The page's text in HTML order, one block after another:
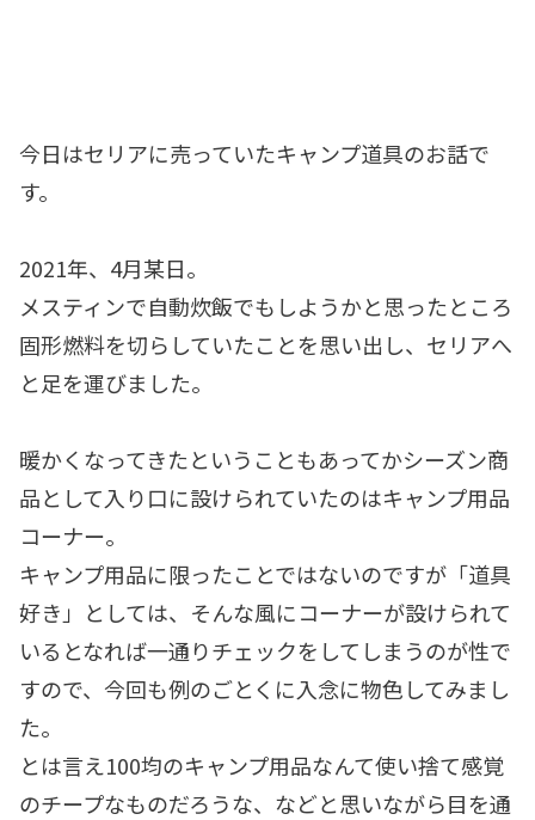
今日はセリアに売っていたキャンプ道具のお話で
す。
2021年、4月某日。
メスティンで自動炊飯でもしようかと思ったところ
固形燃料を切らしていたことを思い出し、セリアへ
と足を運びました。
暖かくなってきたということもあってかシーズン商
品として入り口に設けられていたのはキャンプ用品
コーナー。
キャンプ用品に限ったことではないのですが「道具
好き」としては、そんな風にコーナーが設けられて
いるとなれば一通りチェックをしてしまうのが性で
すので、今回も例のごとくに入念に物色してみまし
た。
とは言え100均のキャンプ用品なんて使い捨て感覚
のチープなものだろうな、などと思いながら目を通